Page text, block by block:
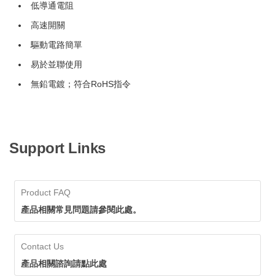
低導通電阻
高速開關
驅動電路簡單
易於並聯使用
無鉛電鍍；符合RoHS指令
Support Links
Product FAQ
產品相關常見問題請參閱此處。
Contact Us
產品相關諮詢請點此處